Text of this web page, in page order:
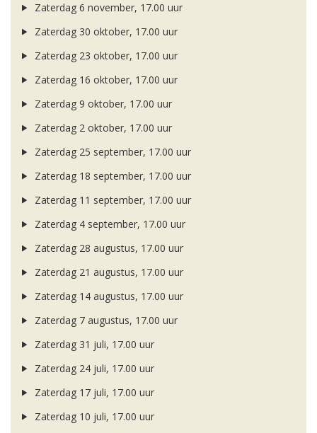
Zaterdag 6 november, 17.00 uur
Zaterdag 30 oktober, 17.00 uur
Zaterdag 23 oktober, 17.00 uur
Zaterdag 16 oktober, 17.00 uur
Zaterdag 9 oktober, 17.00 uur
Zaterdag 2 oktober, 17.00 uur
Zaterdag 25 september, 17.00 uur
Zaterdag 18 september, 17.00 uur
Zaterdag 11 september, 17.00 uur
Zaterdag 4 september, 17.00 uur
Zaterdag 28 augustus, 17.00 uur
Zaterdag 21 augustus, 17.00 uur
Zaterdag 14 augustus, 17.00 uur
Zaterdag 7 augustus, 17.00 uur
Zaterdag 31 juli, 17.00 uur
Zaterdag 24 juli, 17.00 uur
Zaterdag 17 juli, 17.00 uur
Zaterdag 10 juli, 17.00 uur